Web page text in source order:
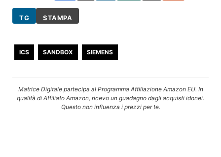
TG STAMPA
ICS SANDBOX SIEMENS
Matrice Digitale partecipa al Programma Affiliazione Amazon EU. In
qualità di Affiliato Amazon, ricevo un guadagno dagli acquisti idonei.
Questo non influenza i prezzi per te.